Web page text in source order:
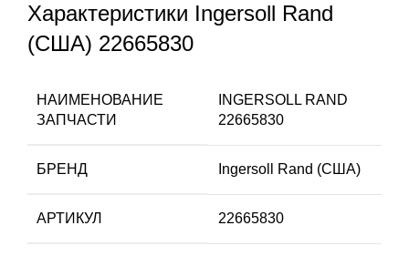
Характеристики Ingersoll Rand
(США) 22665830
НАИМЕНОВАНИЕ
ЗАПЧАСТИ
INGERSOLL RAND
22665830
БРЕНД Ingersoll Rand (США)
АРТИКУЛ 22665830